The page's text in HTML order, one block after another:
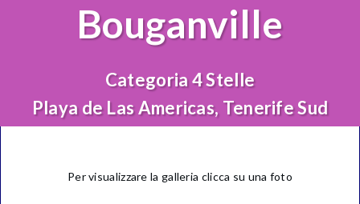
Bouganville
Categoria 4 Stelle
Playa de Las Americas, Tenerife Sud
Per visualizzare la galleria clicca su una foto